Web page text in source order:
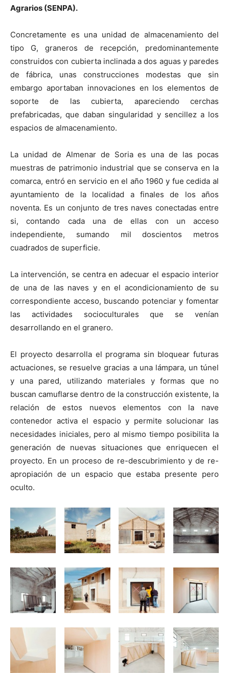
Agrarios (SENPA).
Concretamente es una unidad de almacenamiento del
tipo G, graneros de recepción, predominantemente
construidos con cubierta inclinada a dos aguas y paredes
de fábrica, unas construcciones modestas que sin
embargo aportaban innovaciones en los elementos de
soporte de las cubierta, apareciendo cerchas
prefabricadas, que daban singularidad y sencillez a los
espacios de almacenamiento.
La unidad de Almenar de Soria es una de las pocas
muestras de patrimonio industrial que se conserva en la
comarca, entró en servicio en el año 1960 y fue cedida al
ayuntamiento de la localidad a finales de los años
noventa. Es un conjunto de tres naves conectadas entre
si, contando cada una de ellas con un acceso
independiente, sumando mil doscientos metros
cuadrados de superficie.
La intervención, se centra en adecuar el espacio interior
de una de las naves y en el acondicionamiento de su
correspondiente acceso, buscando potenciar y fomentar
las actividades socioculturales que se venían
desarrollando en el granero.
El proyecto desarrolla el programa sin bloquear futuras
actuaciones, se resuelve gracias a una lámpara, un túnel
y una pared, utilizando materiales y formas que no
buscan camuflarse dentro de la construcción existente, la
relación de estos nuevos elementos con la nave
contenedor activa el espacio y permite solucionar las
necesidades iniciales, pero al mismo tiempo posibilita la
generación de nuevas situaciones que enriquecen el
proyecto. En un proceso de re-descubrimiento y de re-
apropiación de un espacio que estaba presente pero
oculto.